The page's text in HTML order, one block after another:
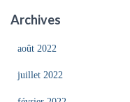
Archives
août 2022
juillet 2022